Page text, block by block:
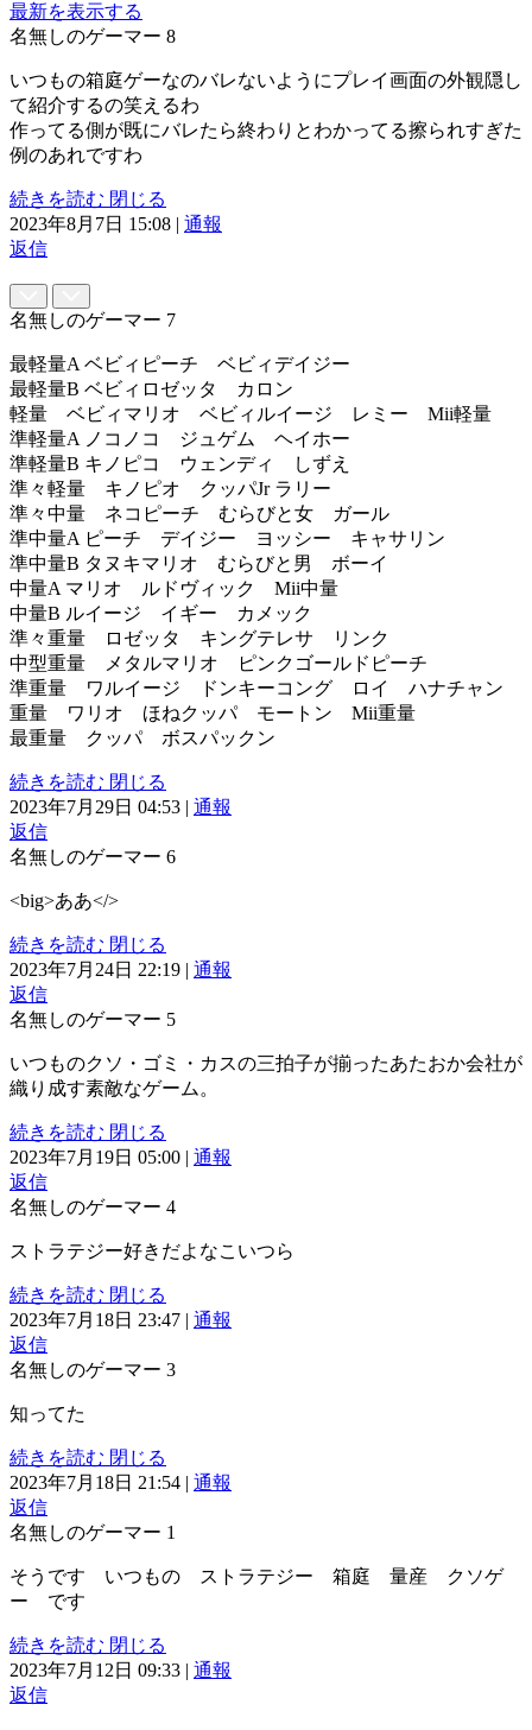
最新を表示する
名無しのゲーマー 8
いつもの箱庭ゲーなのバレないようにプレイ画面の外観隠し
て紹介するの笑えるわ
作ってる側が既にバレたら終わりとわかってる擦られすぎた
例のあれですわ
続きを読む 閉じる
2023年8月7日 15:08 | 通報
返信
名無しのゲーマー 7
最軽量A ベビィピーチ ベビィデイジー
最軽量B ベビィロゼッタ カロン
軽量 ベビィマリオ ベビィルイージ レミー Mii軽量
準軽量A ノコノコ ジュゲム ヘイホー
準軽量B キノピコ ウェンディ しずえ
準々軽量 キノピオ クッパJr ラリー
準々中量 ネコピーチ むらびと女 ガール
準中量A ピーチ デイジー ヨッシー キャサリン
準中量B タヌキマリオ むらびと男 ボーイ
中量A マリオ ルドヴィック Mii中量
中量B ルイージ イギー カメック
準々重量 ロゼッタ キングテレサ リンク
中型重量 メタルマリオ ピンクゴールドピーチ
準重量 ワルイージ ドンキーコング ロイ ハナチャン
重量 ワリオ ほねクッパ モートン Mii重量
最重量 クッパ ボスパックン
続きを読む 閉じる
2023年7月29日 04:53 | 通報
返信
名無しのゲーマー 6
<big>ああ</>
続きを読む 閉じる
2023年7月24日 22:19 | 通報
返信
名無しのゲーマー 5
いつものクソ・ゴミ・カスの三拍子が揃ったあたおか会社が
織り成す素敵なゲーム。
続きを読む 閉じる
2023年7月19日 05:00 | 通報
返信
名無しのゲーマー 4
ストラテジー好きだよなこいつら
続きを読む 閉じる
2023年7月18日 23:47 | 通報
返信
名無しのゲーマー 3
知ってた
続きを読む 閉じる
2023年7月18日 21:54 | 通報
返信
名無しのゲーマー 1
そうです いつもの ストラテジー 箱庭 量産 クソゲ
ー です
続きを読む 閉じる
2023年7月12日 09:33 | 通報
返信